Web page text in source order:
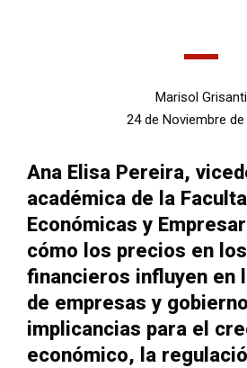
Marisol Grisanti
24 de Noviembre de
Ana Elisa Pereira,
académica de la
Económicas y
cómo los precios en
financieros influyen en
de empresas y
implicancias para el
económico, la